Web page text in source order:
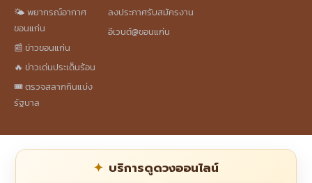
🌤️ พยากรณ์อากาศ
ขอนแก่น
📰 ข่าวขอนแก่น
🔥 ข่าวเด่นประเด็นร้อน
🎟️ ตรวจสลากกินแบ่ง
รัฐบาล
ลงประกาศรับสมัครงาน
อีเวนต์@ขอนแก่น
บริการดูดวงออนไลน์